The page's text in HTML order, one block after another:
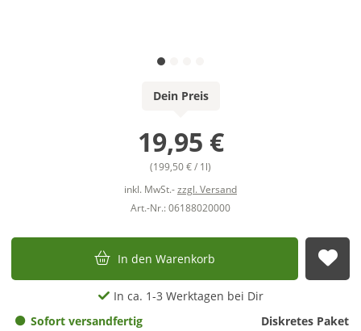
Dein Preis
19,95 €
(199,50 € / 1l)
inkl. MwSt.-zzgl. Versand
Art.-Nr.: 06188020000
In den Warenkorb
In ca. 1-3 Werktagen bei Dir
Sofort versandfertig
Diskretes Paket